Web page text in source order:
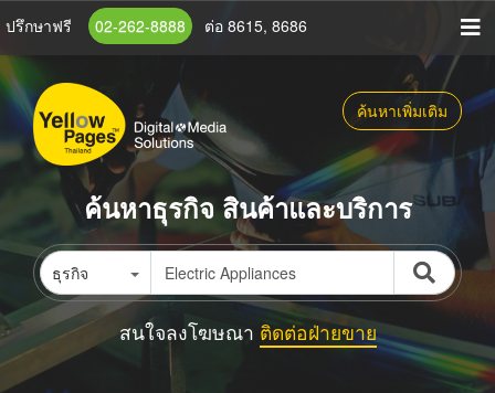
ข้าม
ยัง
เนื้อหา
หลัก
ปรึกษาฟรี 02-262-8888 ต่อ 8615, 8686
ค้นหาเพิ่มเติม
ค้นหาธุรกิจ สินค้าและบริการ
ธุรกิจ
สนใจลงโฆษณา ติดต่อฝ่ายขาย